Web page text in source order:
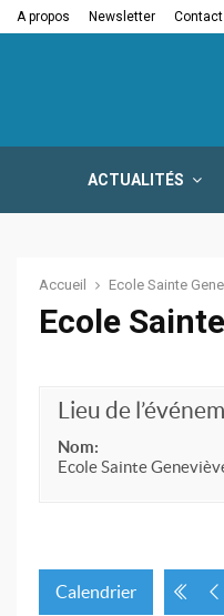
A propos Newsletter Contact
la fermeture…
ACTUALITÉS
Accueil Ecole Sainte
Ecole
Lieu de
Nom:
Ecole Sainte
Calendrier